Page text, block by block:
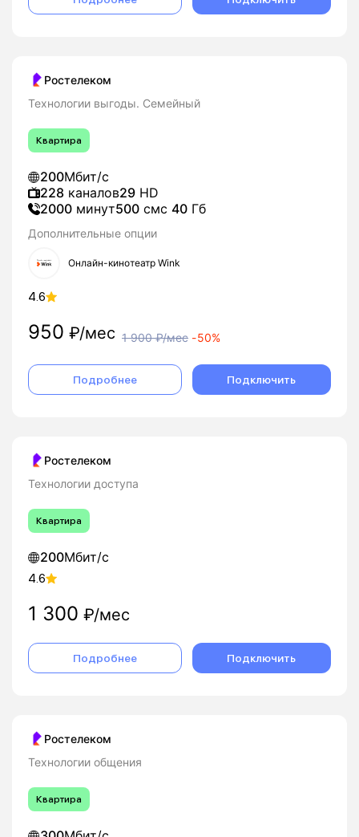
Ростелеком
Технологии выгоды. Семейный
Квартира
200Мбит/с
228 каналов29 HD
2000 минут500 смс 40 Гб
Дополнительные опции
Онлайн-кинотеатр Wink
4.6
950 ₽/мес 1 900₽/мес -50%
Подробнее Подключить
Ростелеком
Технологии доступа
Квартира
200Мбит/с
4.6
1 300 ₽/мес
Подробнее Подключить
Ростелеком
Технологии общения
Квартира